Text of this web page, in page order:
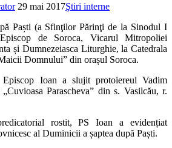
29 mai 2017Ştiri interne
Paști (a Sfinţilor Părinţi de la Sinodul I
de Soroca, Vicarul Mitropoliei
și Dumnezeiasca Liturghie, la Catedrala
Domnului” din orașul Soroca.
Ioan a slujit protoiereul Vadim
Parascheva” din s. Vasilcău, r.
rostit, PS Ioan a evidențiat
al Duminicii a șaptea după Paști.